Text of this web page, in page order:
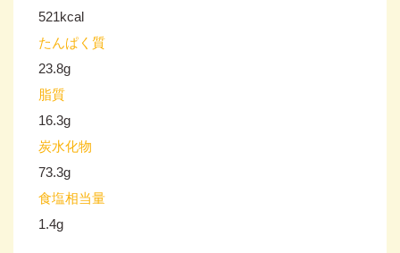
521kcal
たんぱく質
23.8g
脂質
16.3g
炭水化物
73.3g
食塩相当量
1.4g